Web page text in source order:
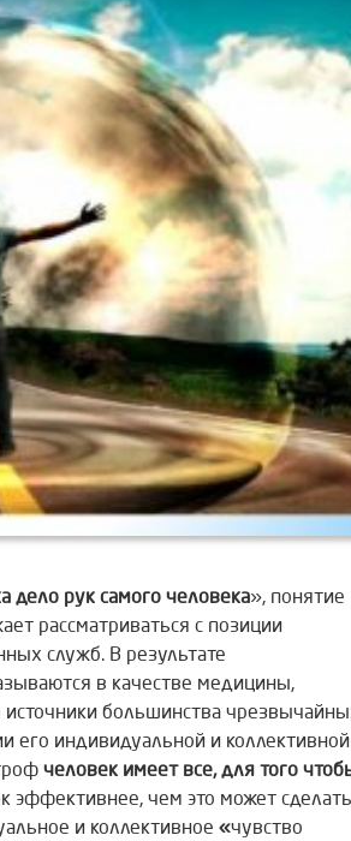
дело рук самого человека», понятие
рассматриваться с позиции
служб. В результате
в качестве медицины,
источники большинства
его индивидуальной и коллективной
человек имеет все, для того
эффективнее, чем это может сделать
и коллективное «чувство